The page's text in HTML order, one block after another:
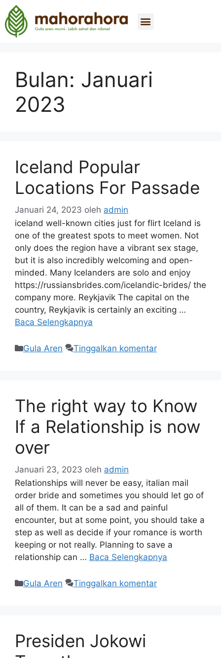
Bulan: Januari
2023
Iceland Popular
Locations For Passade
Januari 24, 2023 oleh admin
iceland well-known cities just for flirt Iceland is
one of the greatest spots to meet women. Not
only does the region have a vibrant sex stage,
but it is also incredibly welcoming and open-
minded. Many Icelanders are solo and enjoy
https://russiansbrides.com/icelandic-brides/ the
company more. Reykjavik The capital on the
country, Reykjavik is certainly an exciting …
Baca Selengkapnya
Gula Aren Tinggalkan komentar
The right way to Know
If a Relationship is now
over
Januari 23, 2023 oleh admin
Relationships will never be easy, italian mail
order bride and sometimes you should let go of
all of them. It can be a sad and painful
encounter, but at some point, you should take a
step as well as decide if your romance is worth
keeping or not really. Planning to save a
relationship can … Baca Selengkapnya
Gula Aren Tinggalkan komentar
Presiden Jokowi